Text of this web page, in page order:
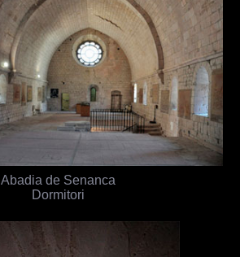
Abadia de Senanca
Dormitori